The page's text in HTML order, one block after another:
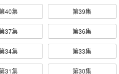
40集 第39集
37集 第36集
34集 第33集
31集 第30集